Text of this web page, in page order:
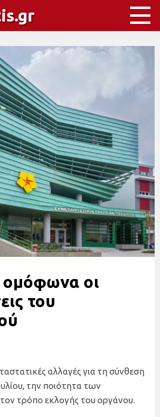
ομόφωνα οι
του
αλλαγές για τη σύνθεση
την ποιότητα των
τρόπο εκλογής του οργάνου.